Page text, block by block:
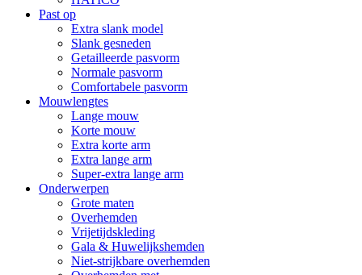
Past op
Extra slank model
Slank gesneden
Getailleerde pasvorm
Normale pasvorm
Comfortabele pasvorm
Mouwlengtes
Lange mouw
Korte mouw
Extra korte arm
Extra lange arm
Super-extra lange arm
Onderwerpen
Grote maten
Overhemden
Vrijetijdskleding
Gala & Huwelijkshemden
Niet-strijkbare overhemden